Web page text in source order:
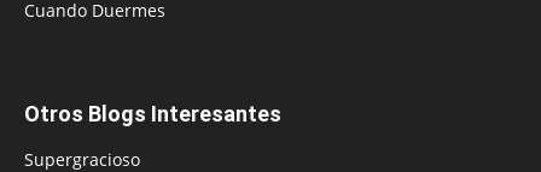
Cuando Duermes
Otros Blogs Interesantes
Supergracioso